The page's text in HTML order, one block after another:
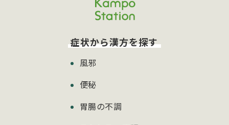
症状から漢方を探す
風邪
便秘
胃腸の不調